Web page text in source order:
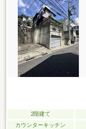
2階建て
カウンターキッチン